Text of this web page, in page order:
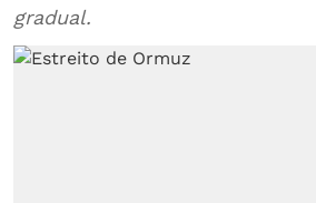
gradual.